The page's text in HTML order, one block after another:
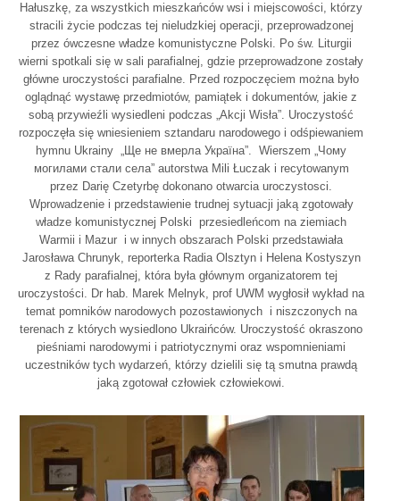
Hałuszkę, za wszystkich mieszkańców wsi i miejscowości, którzy
stracili życie podczas tej nieludzkiej operacji, przeprowadzonej
przez ówczesne władze komunistyczne Polski. Po św. Liturgii
wierni spotkali się w sali parafialnej, gdzie przeprowadzone zostały
główne uroczystości parafialne. Przed rozpoczęciem można było
oglądnąć wystawę przedmiotów, pamiątek i dokumentów, jakie z
sobą przywieźli wysiedleni podczas „Akcji Wisła”. Uroczystość
rozpoczęła się wniesieniem sztandaru narodowego i odśpiewaniem
hymnu Ukrainy „Ще не вмерла Українa”. Wierszem „Чому
могилами стали села” autorstwa Mili Łuczak i recytowanym
przez Darię Czetyrbę dokonano otwarcia uroczystosci.
Wprowadzenie i przedstawienie trudnej sytuacji jaką zgotowały
władze komunistycznej Polski przesiedleńcom na ziemiach
Warmii i Mazur i w innych obszarach Polski przedstawiała
Jarosława Chrunyk, reporterka Radia Olsztyn i Helena Kostyszyn
z Rady parafialnej, która była głównym organizatorem tej
uroczystości. Dr hab. Marek Melnyk, prof UWM wygłosił wykład na
temat pomników narodowych pozostawionych i niszczonych na
terenach z których wysiedlono Ukraińców. Uroczystość okraszono
pieśniami narodowymi i patriotycznymi oraz wspomnieniami
uczestników tych wydarzeń, którzy dzielili się tą smutna prawdą
jaką zgotował człowiek człowiekowi.